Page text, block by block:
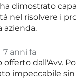
dimostrato
nel risolvere i
azienda.
7 anni fa
offerto dall'Avv.
impeccabile